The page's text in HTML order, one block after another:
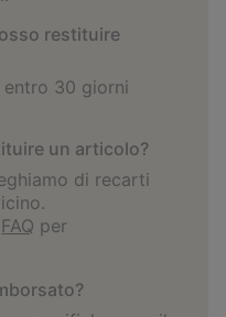
restituire
30 giorni
un articolo?
di recarti
FAQ per